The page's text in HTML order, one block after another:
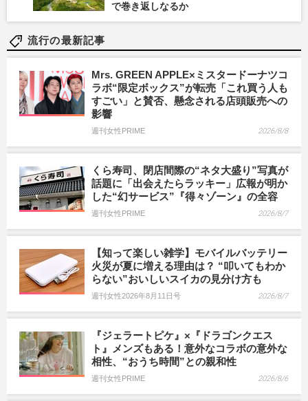
で巻き返しなるか
流行の最新記事
Mrs. GREEN APPLE×ミスタードーナツコ
ラボ“限定ボックス”が転売「これ買う人も
すごい」と賛否、懸念される店頭販売への
影響
週刊女性PRIME 2026/8/8
くら寿司、閉店間際の“ネタ大盛り”写真が
話題に「出会えたらラッキー」広報が明か
した“幻サービス”『得々ゾーン』の全容
週刊女性PRIME 2026/8/7
【知って楽しい雑学】モバイルバッテリー
火災が夏に増える理由は？ “叩いてもわか
らない”おいしいスイカの見分け方も
週刊女性2026年8月11日号 2026/8/7
『ジェラートピケ』×『ドラゴンクエス
ト』メンズもある！意外なコラボの意外な
相性、“おうち時間”との親和性
週刊女性PRIME 2026/8/6